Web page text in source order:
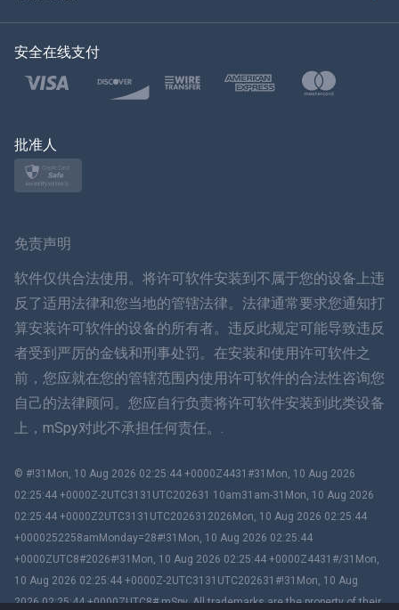
土耳其语
波兰文
ภาษาไทย
简体中文
丹麦语
हिंदी
עברית
安全在线支付
批准人
免责声明
软件仅供合法使用。将许可软件安装到不属于您的设备上违
反了适用法律和您当地的管辖法律。法律通常要求您通知打
算安装许可软件的设备的所有者。违反此规定可能导致违反
者受到严厉的金钱和刑事处罚。在安装和使用许可软件之
前，您应就在您的管辖范围内使用许可软件的合法性咨询您
自己的法律顾问。您应自行负责将许可软件安装到此类设备
上，mSpy对此不承担任何责任。.
© #!31Mon, 10 Aug 2026 02:25:44 +0000Z4431#31Mon, 10 Aug 2026
02:25:44 +0000Z-2UTC3131UTC202631 10am31am-31Mon, 10 Aug 2026
02:25:44 +0000Z2UTC3131UTC2026312026Mon, 10 Aug 2026 02:25:44
+0000252258amMonday=28#!31Mon, 10 Aug 2026 02:25:44
+0000ZUTC8#2026#!31Mon, 10 Aug 2026 02:25:44 +0000Z4431#/31Mon,
10 Aug 2026 02:25:44 +0000Z-2UTC3131UTC202631#!31Mon, 10 Aug
2026 02:25:44 +0000ZUTC8# mSpy. All trademarks are the property of their